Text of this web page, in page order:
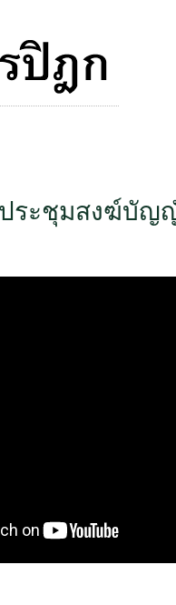
ประชุมสงฆ์บั